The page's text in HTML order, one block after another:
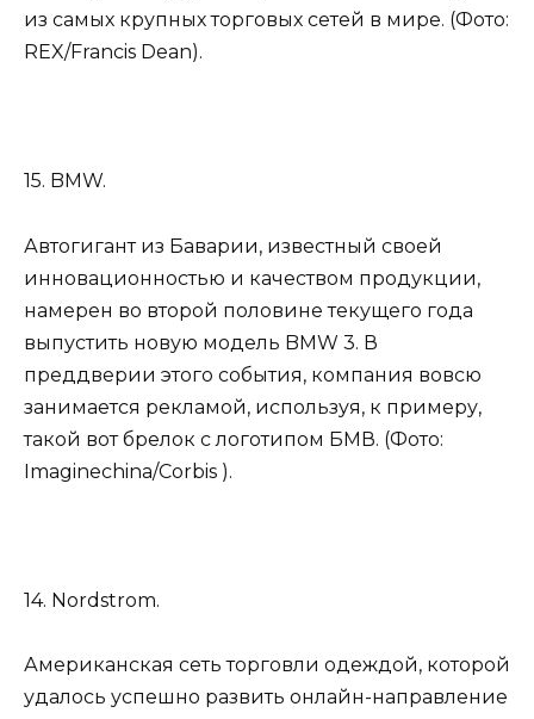
из самых крупных торговых сетей в мире. (Фото:
REX/Francis Dean).
15. BMW.
Автогигант из Баварии, известный своей
инновационностью и качеством продукции,
намерен во второй половине текущего года
выпустить новую модель BMW 3. В
преддверии этого события, компания вовсю
занимается рекламой, используя, к примеру,
такой вот брелок с логотипом БМВ. (Фото:
Imaginechina/Corbis ).
14. Nordstrom.
Американская сеть торговли одеждой, которой
удалось успешно развить онлайн-направление